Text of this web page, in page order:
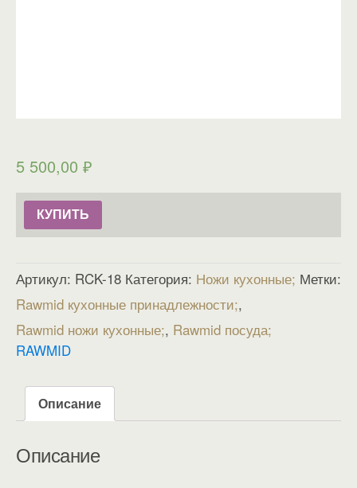
5 500,00 ₽
КУПИТЬ
Артикул: RCK-18 Категория: Ножи кухонные Метки:
Rawmid кухонные принадлежности ,
Rawmid ножи кухонные , Rawmid посуда
RAWMID
Описание
Описание